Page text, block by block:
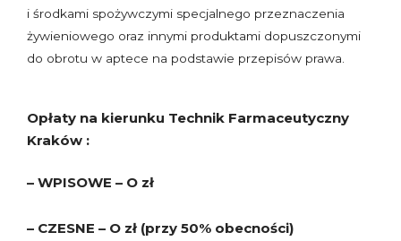
i środkami spożywczymi specjalnego przeznaczenia
żywieniowego oraz innymi produktami dopuszczonymi
do obrotu w aptece na podstawie przepisów prawa.
Opłaty na kierunku Technik Farmaceutyczny
Kraków :
– WPISOWE – O zł
– CZESNE – O zł (przy 50% obecności)